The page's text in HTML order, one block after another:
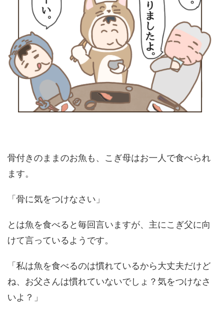
骨付きのままのお魚も、こぎ母はお一人で食べられ
ます。
「骨に気をつけなさい」
とは魚を食べると毎回言いますが、主にこぎ父に向
けて言っているようです。
「私は魚を食べるのは慣れているから大丈夫だけど
ね、お父さんは慣れていないでしょ？気をつけなさ
いよ？」